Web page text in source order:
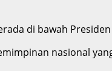
di bawah
nasional